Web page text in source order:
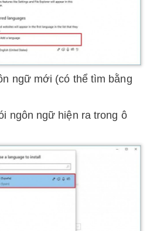
ngữ mới (có thể tìm bằng
ngôn ngữ hiện ra trong ô